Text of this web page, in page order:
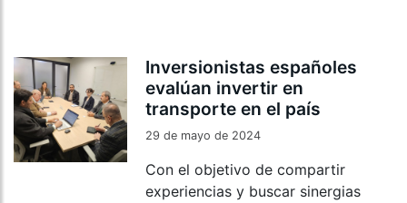
Inversionistas españoles
evalúan invertir en
transporte en el país
29 de mayo de 2024
Con el objetivo de compartir
experiencias y buscar sinergias